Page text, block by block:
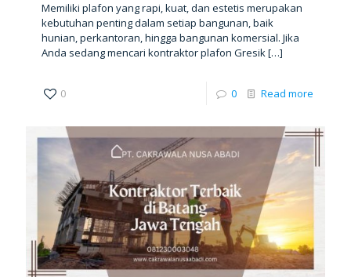
Memiliki plafon yang rapi, kuat, dan estetis merupakan
kebutuhan penting dalam setiap bangunan, baik
hunian, perkantoran, hingga bangunan komersial. Jika
Anda sedang mencari kontraktor plafon Gresik[…]
0 0 Read more